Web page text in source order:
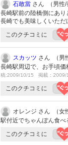
石敢當 さん （男性/
長崎駅前の陸橋側にあ
長崎でも美味しくいただ
このクチコミに
スカッツ さん （男
長崎駅周辺で、お手頃
稿:2009/10/15 掲載：2009/
このクチコミに
オレンジ さん （女
駅付近でちゃんぽん食
このクチコミに